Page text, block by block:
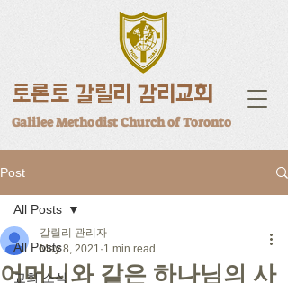
토론토 갈릴리 감리교회
Galilee Methodist Church of Toronto
Post
All Posts
교회 소식
All Posts
어머니와 같은 하나님의 사
갈릴리 관리자
May 8, 2021 1 min read